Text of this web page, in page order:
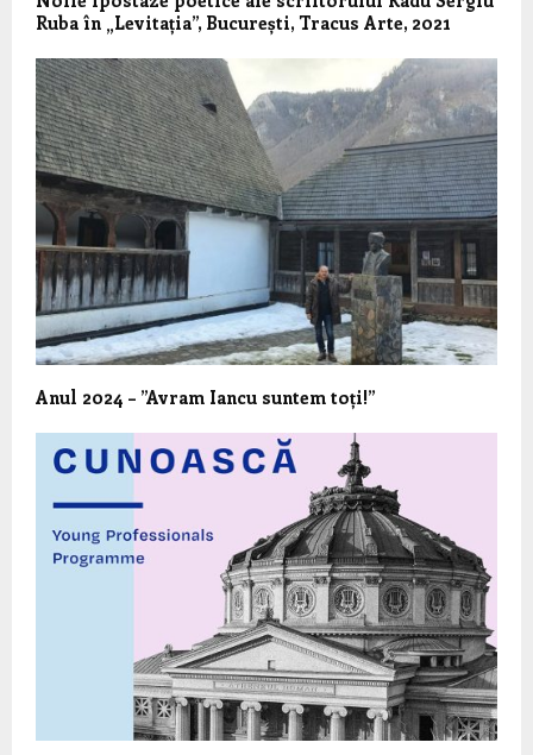
Ruba în „Levitația”, București, Tracus Arte, 2021
Anul 2024 – ”Avram Iancu suntem toți!”